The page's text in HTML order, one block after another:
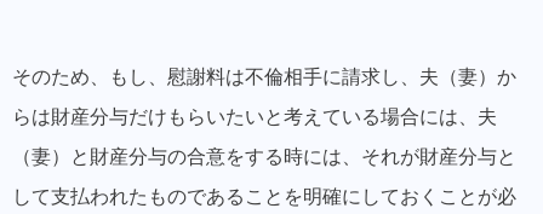
そのため、もし、慰謝料は不倫相手に請求し、夫（妻）か
らは財産分与だけもらいたいと考えている場合には、夫
（妻）と財産分与の合意をする時には、それが財産分与と
して支払われたものであることを明確にしておくことが必